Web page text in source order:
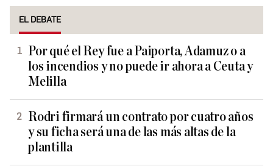
EL DEBATE
Por qué el Rey fue a Paiporta, Adamuz o a
los incendios y no puede ir ahora a Ceuta y
Melilla
Rodri firmará un contrato por cuatro años
y su ficha será una de las más altas de la
plantilla